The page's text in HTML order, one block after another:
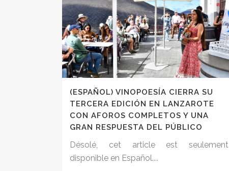
(ESPAÑOL) VINOPOESÍA CIERRA SU
TERCERA EDICIÓN EN LANZAROTE
CON AFOROS COMPLETOS Y UNA
GRAN RESPUESTA DEL PÚBLICO
Désolé, cet article est seulement
disponible en Español....